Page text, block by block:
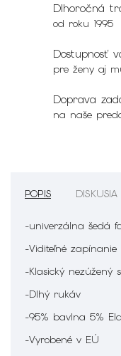
Dlhoročná
od roku 1995
Dostupnosť
pre ženy aj
Doprava
na naše
POPIS DISKUSIA
-univerzálna šedá
-Viditeľné zapínanie
-Klasický nezúžený
-Dlhý rukáv
-95% bavlna 5%
-Vyrobené v EÚ